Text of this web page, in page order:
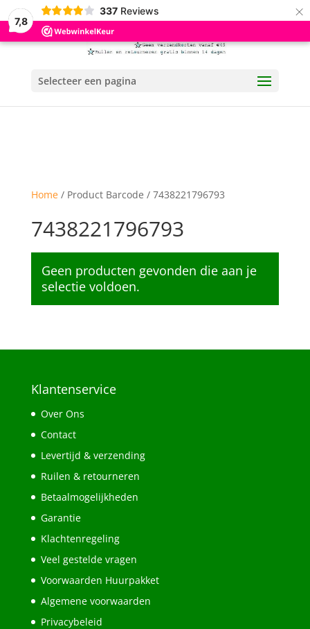
7,8
337 Reviews ×
Selecteer een pagina
Home/ Product Barcode / 7438221796793
7438221796793
Geen producten gevonden die aan je
selectie voldoen.
Klantenservice
Over Ons
Contact
Levertijd & verzending
Ruilen & retourneren
Betaalmogelijkheden
Garantie
Klachtenregeling
Veel gestelde vragen
Voorwaarden Huurpakket
Algemene voorwaarden
Privacybeleid